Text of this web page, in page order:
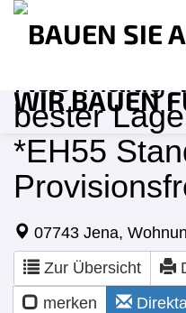
Nachhaltig
bester
*EH55
07743 Jena,
Zur Übersicht
merken